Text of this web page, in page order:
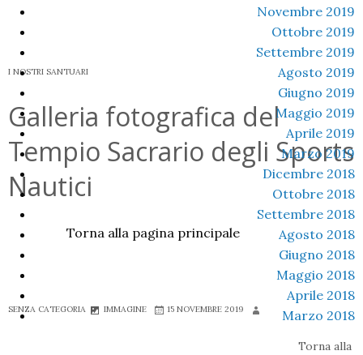
Novembre 2019
Ottobre 2019
Settembre 2019
Agosto 2019
Giugno 2019
Maggio 2019
Aprile 2019
Marzo 2019
Dicembre 2018
Ottobre 2018
Settembre 2018
Agosto 2018
Giugno 2018
Maggio 2018
Aprile 2018
Marzo 2018
della
SS.
Trinità
I NOSTRI SANTUARI
Galleria fotografica del
Tempio Sacrario degli Sports
Nautici
Torna alla pagina principale
SENZA CATEGORIA IMMAGINE 15 NOVEMBRE 2019
Torna alla